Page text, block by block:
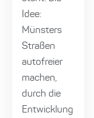
Idee:
Münsters
Straßen
autofreier
machen,
durch die
Entwicklung